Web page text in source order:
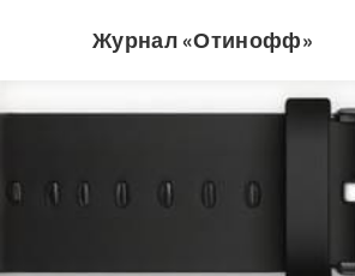
Журнал «Отинофф»